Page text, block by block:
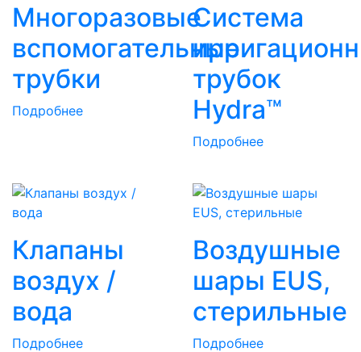
Многоразовые
вспомогательные
трубки
Подробнее
Cистема
трубок
Hydra™
Подробнее
Клапаны
воздух /
вода
Подробнее
Воздушные
шары EUS,
стерильные
Подробнее